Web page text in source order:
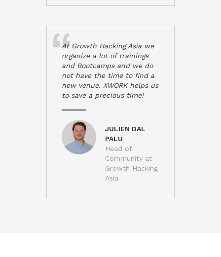
At Growth Hacking Asia we
organize a lot of trainings
and Bootcamps and we do
not have the time to find a
new venue. XWORK helps us
to save a precious time!
JULIEN DAL
PALU
Head of
Community at
Growth Hacking
Asia